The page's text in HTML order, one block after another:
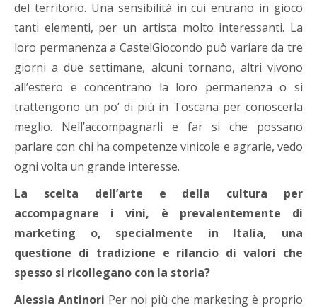
del territorio. Una sensibilità in cui entrano in gioco
tanti elementi, per un artista molto interessanti. La
loro permanenza a CastelGiocondo può variare da tre
giorni a due settimane, alcuni tornano, altri vivono
all’estero e concentrano la loro permanenza o si
trattengono un po’ di più in Toscana per conoscerla
meglio. Nell’accompagnarli e far si che possano
parlare con chi ha competenze vinicole e agrarie, vedo
ogni volta un grande interesse.
La scelta dell’arte e della cultura per
accompagnare i vini, è prevalentemente di
marketing o, specialmente in Italia, una
questione di tradizione e rilancio di valori che
spesso si ricollegano con la storia?
Alessia Antinori Per noi più che marketing è proprio